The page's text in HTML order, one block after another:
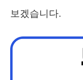
보겠습니다.